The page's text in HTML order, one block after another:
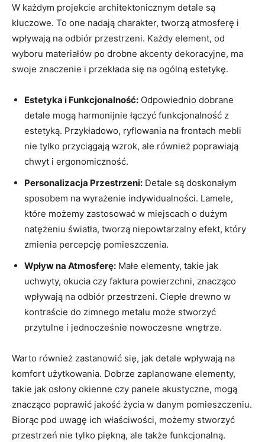
W każdym projekcie architektonicznym detale są
kluczowe. To one nadają charakter, tworzą atmosferę i
wpływają na odbiór przestrzeni. Każdy element, od
wyboru materiałów po drobne akcenty dekoracyjne, ma
swoje znaczenie i przekłada się na ogólną estetykę.
Estetyka i Funkcjonalność: Odpowiednio dobrane
detale mogą harmonijnie łączyć funkcjonalność z
estetyką. Przykładowo, ryflowania na frontach mebli
nie tylko przyciągają wzrok, ale również poprawiają
chwyt i ergonomiczność.
Personalizacja Przestrzeni: Detale są doskonałym
sposobem na wyrażenie indywidualności. Lamele,
które możemy zastosować w miejscach o dużym
natężeniu światła, tworzą niepowtarzalny efekt, który
zmienia percepcję pomieszczenia.
Wpływ na Atmosferę: Małe elementy, takie jak
uchwyty, okucia czy faktura powierzchni, znacząco
wpływają na odbiór przestrzeni. Ciepłe drewno w
kontraście do zimnego metalu może stworzyć
przytulne i jednocześnie nowoczesne wnętrze.
Warto również zastanowić się, jak detale wpływają na
komfort użytkowania. Dobrze zaplanowane elementy,
takie jak osłony okienne czy panele akustyczne, mogą
znacząco poprawić jakość życia w danym pomieszczeniu.
Biorąc pod uwagę ich właściwości, możemy stworzyć
przestrzeń nie tylko piękną, ale także funkcjonalną.